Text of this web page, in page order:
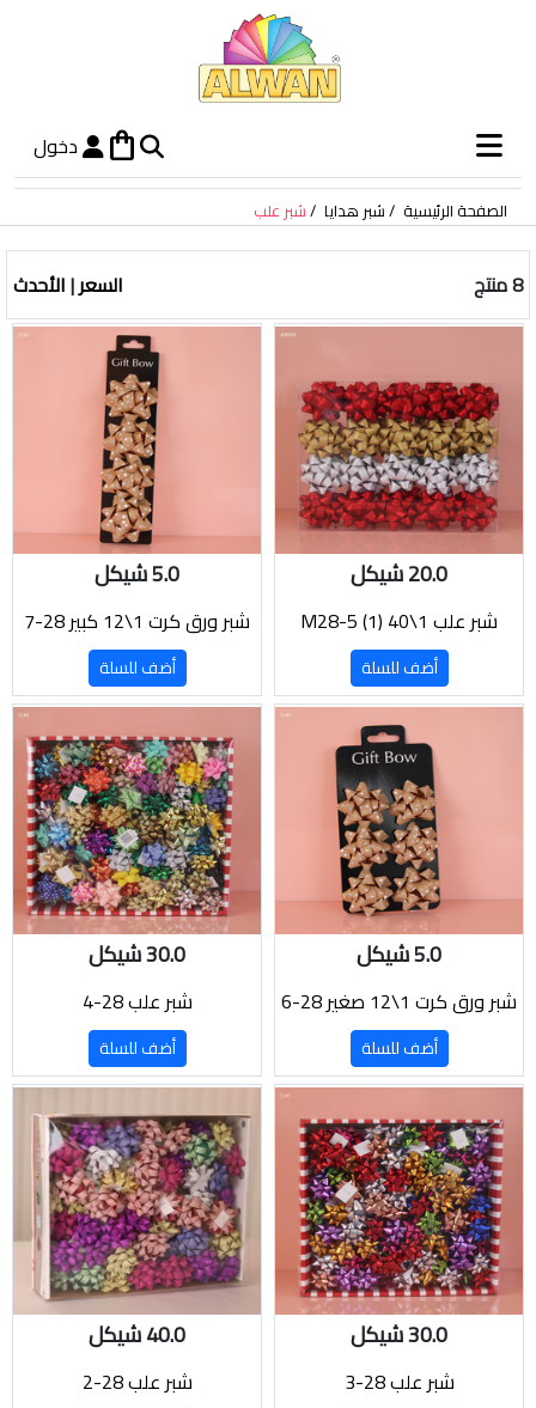
shopping_bag دخول
الصفحة الرئيسية شبر هدايا شبر علب
8 منتج السعر|الأحدث
20.0 شيكل
شبر علب 1\40 M28-5 (1)
أضف للسلة
5.0 شيكل
شبر ورق كرت 1\12 كبير 28-7
أضف للسلة
5.0 شيكل
شبر ورق كرت 1\12 صغير 28-6
أضف للسلة
30.0 شيكل
شبر علب 28-4
أضف للسلة
30.0 شيكل
شبر علب 28-3
40.0 شيكل
شبر علب 28-2